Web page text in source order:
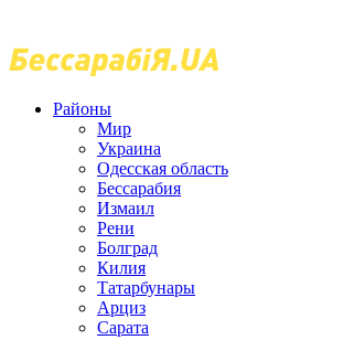
Районы
Мир
Украина
Одесская область
Бессарабия
Измаил
Рени
Болград
Килия
Татарбунары
Арциз
Сарата